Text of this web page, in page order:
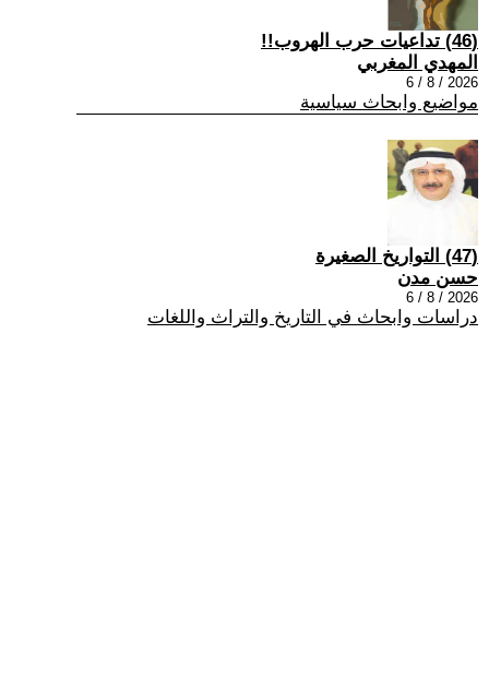
(46) تداعيات حرب الهروب!!
المهدي المغربي
2026 / 8 / 6
مواضيع وابحاث سياسية
(47) التواريخ الصغيرة
حسن مدن
2026 / 8 / 6
دراسات وابحاث في التاريخ والتراث واللغات